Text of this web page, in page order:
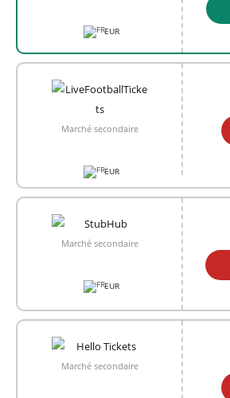
EUR
Marché secondaire
EUR
Marché secondaire
EUR
Marché secondaire